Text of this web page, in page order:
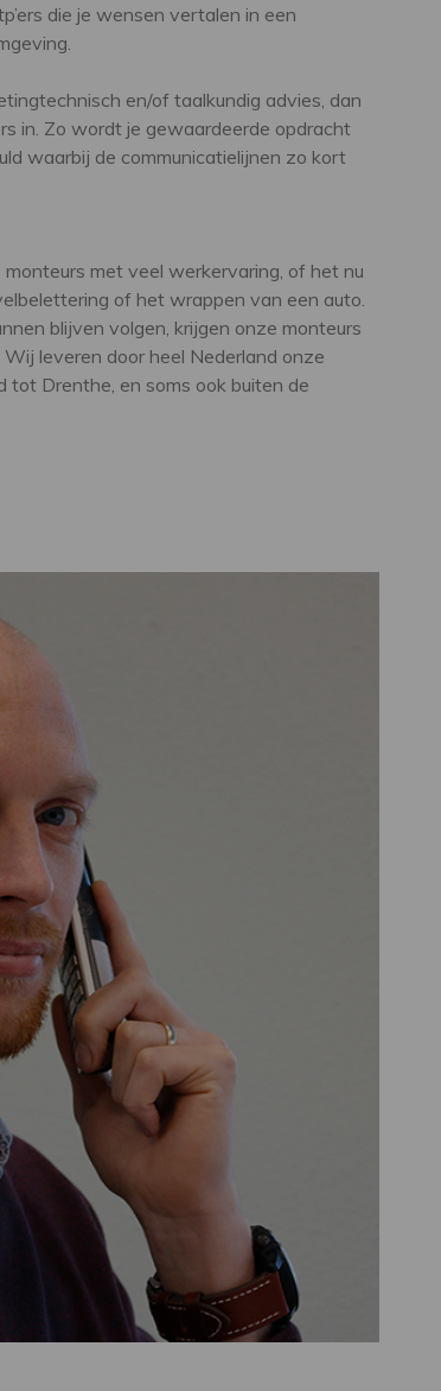
die je wensen vertalen in een
en/of taalkundig advies, dan
in. Zo wordt je gewaardeerde opdracht
waarbij de communicatielijnen zo kort
met veel werkervaring, of het nu
of het wrappen van een auto.
blijven volgen, krijgen onze monteurs
leveren door heel Nederland onze
tot Drenthe, en soms ook buiten de